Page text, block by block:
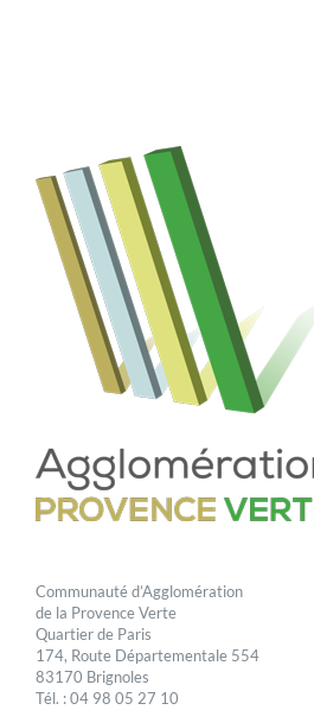
Communauté d’Agglomération
de la Provence Verte
Quartier de Paris
174, Route Départementale 554
83170 Brignoles
Tél. : 04 98 05 27 10